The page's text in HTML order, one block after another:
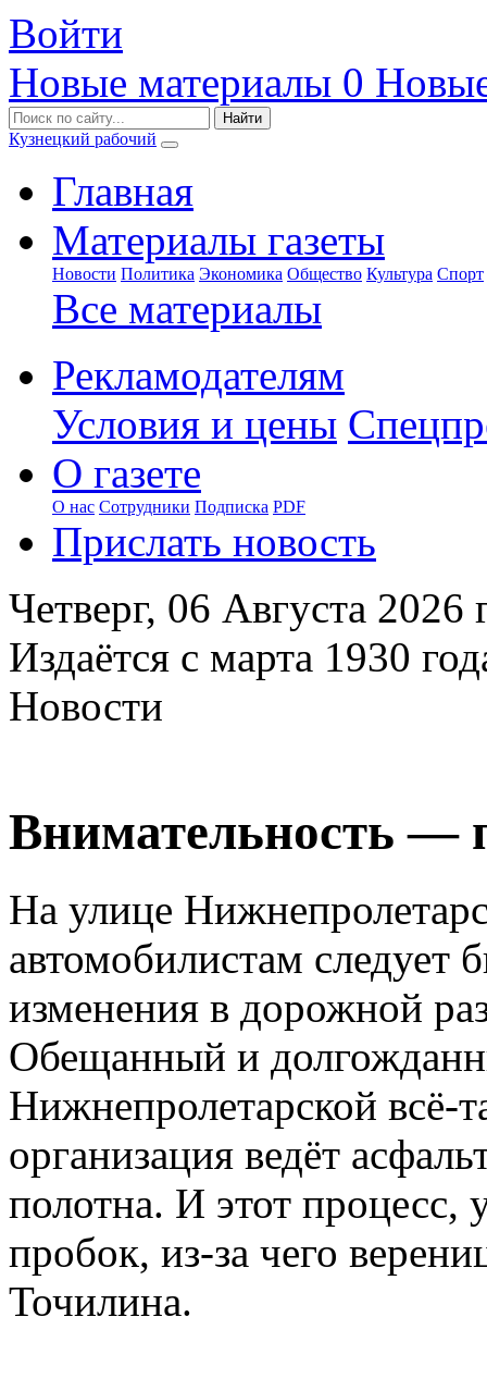
Войти
Новые материалы 0
Кузнецкий рабочий
Главная
Материалы газеты
Новости Политика Экономика Общество Культура Спорт
Все материалы
Рекламодателям
Условия и цены
О газете
О нас Сотрудники Подписка PDF
Прислать новость
Четверг, 06 Августа 2026
Издаётся с марта 1930
Новости
Внимательность —
На улице
автомобилистам следует
изменения в дорожной
Обещанный и
Нижнепролетарской всё-
организация ведёт
полотна. И этот процесс,
пробок, из-за чего
Точилина.